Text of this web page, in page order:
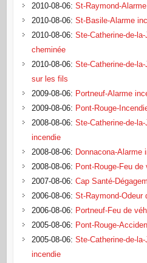
2010-08-06: St-Raymond-
2010-08-06: St-Basile-Alarme
2010-08-06: Ste-Catherine-de-
cheminée
2010-08-06: Ste-Catherine-de-
sur les fils
2009-08-06: Portneuf-Alarme
2009-08-06: Pont-Rouge-
2008-08-06: Ste-Catherine-de-
incendie
2008-08-06: Donnacona-Alarme
2008-08-06: Pont-Rouge-Feu de
2007-08-06: Cap Santé-
2006-08-06: St-Raymond-Odeur
2006-08-06: Portneuf-Feu de
2005-08-06: Pont-Rouge-
2005-08-06: Ste-Catherine-de-
incendie